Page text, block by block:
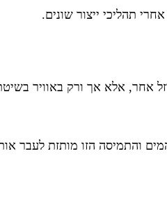
תהליכי ייצור שונים.
אחר, אלא אך ורק באוויר
והתמיסה הזו מותזת לעבר